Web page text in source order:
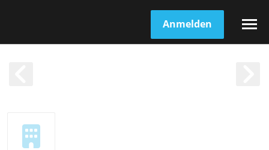
Anmelden